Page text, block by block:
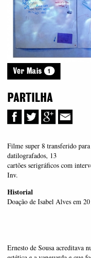
Ver Mais 1
PARTILHA
Filme super 8 transferido
datilografados, 13
cartões serigráficos com
Inv.
Historial
Doação de Isabel Alves em
Ernesto de Sousa acreditava